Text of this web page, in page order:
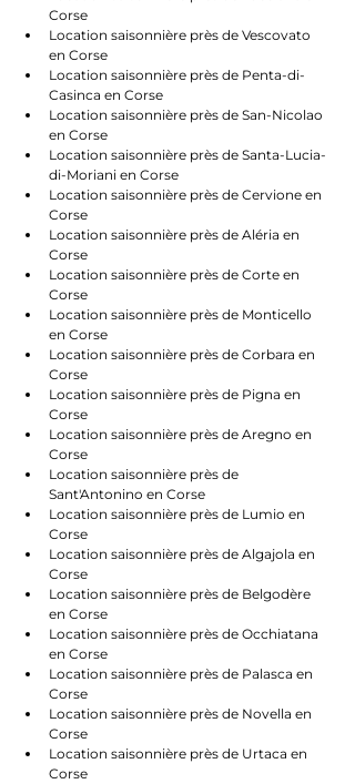
Corse
Location saisonnière près de Vescovato
en Corse
Location saisonnière près de Penta-di-
Casinca en Corse
Location saisonnière près de San-Nicolao
en Corse
Location saisonnière près de Santa-Lucia-
di-Moriani en Corse
Location saisonnière près de Cervione en
Corse
Location saisonnière près de Aléria en
Corse
Location saisonnière près de Corte en
Corse
Location saisonnière près de Monticello
en Corse
Location saisonnière près de Corbara en
Corse
Location saisonnière près de Pigna en
Corse
Location saisonnière près de Aregno en
Corse
Location saisonnière près de
Sant'Antonino en Corse
Location saisonnière près de Lumio en
Corse
Location saisonnière près de Algajola en
Corse
Location saisonnière près de Belgodère
en Corse
Location saisonnière près de Occhiatana
en Corse
Location saisonnière près de Palasca en
Corse
Location saisonnière près de Novella en
Corse
Location saisonnière près de Urtaca en
Corse